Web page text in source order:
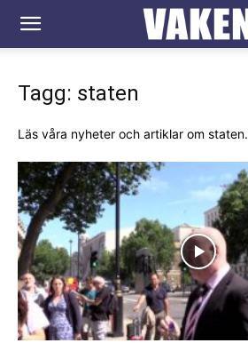
VAKEN.se
Tagg: staten
Läs våra nyheter och artiklar om staten.